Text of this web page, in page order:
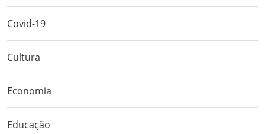
Covid-19
Cultura
Economia
Educação